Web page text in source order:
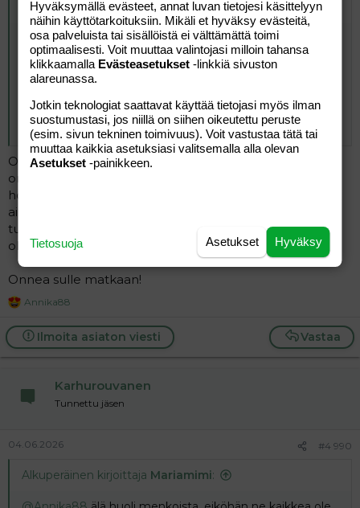
Alkuperäinen kirjoittajaAnnika88:
Joo edellisessä punktiossa punktoitiin pelkästään oikea ja
nyt vain vasen, oikealla olevat pari eivät ainakaan vielä
maanantaina olleet aktivoituneet. Alkoi sen eilisen
Dextran puhelun jälkeen sen verran kiinnostaa tämä ja
erilainen triggeri, että toivottavasti pääsen punktioon,
muuten täytyy uusia erikseen tämä koko luteaalivaiheen
stimulaatio.
Onpa mainiota että keksittiin vielä tuota kokeilla. Mulla
on tuttava ollut muutama vuosi sitten Dextralla
hoidoissa (Varilalla) ja tehty monta, ainakin 6 ivf ja kaikki
aina pelkästään tuolla luteaalistimulaatiolla ja muniksia
tulikin aina hyvin, tosin sen suhteen ei nyt ylipäätään
ollutkaan ongelmaa vaan ongelma siittiöissä.
Onnea sulle matkaan!
R
a
c
t
Annika88
Vastaa
Ilmoita asiaton viesti
Karhurouvanen
Tunnettu jäsen
04.06.2026 #4 990
Alkuperäinen kirjoittaja Mariamimi:
Hyväksymällä evästeet, annat luvan tietojesi käsittelyyn
näihin käyttötarkoituksiin. Mikäli et hyväksy evästeitä,
osa palveluista tai sisällöistä ei välttämättä toimi
optimaalisesti. Voit muuttaa valintojasi milloin tahansa
klikkaamalla Evästeasetukset -linkkiä sivuston
alareunassa.
Jotkin teknologiat saattavat käyttää tietojasi myös ilman
suostumustasi, jos niillä on siihen oikeutettu peruste
(esim. sivun tekninen toimivuus). Voit vastustaa tätä tai
muuttaa kaikkia asetuksiasi valitsemalla alla olevan
Asetukset -painikkeen.
Hyväksy
Asetukset
Tietosuoja